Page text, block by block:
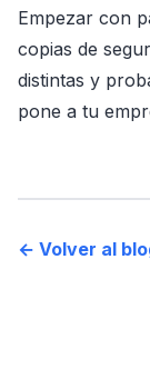
Empezar con
copias de
distintas y
pone a tu
← Volver al